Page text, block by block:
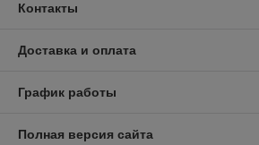
Контакты
Доставка и оплата
График работы
Полная версия сайта